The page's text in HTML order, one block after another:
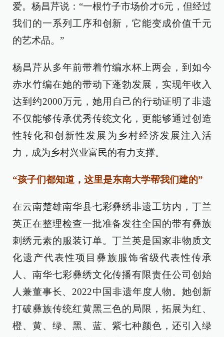
爱。杨昌芹说：“一根竹子市场价才6元，但经过
我们的一系列工序和创新，它能变成价值千元
的艺术品。”
杨昌芹从多年前带着竹编水杯上两会，到如今
赤水竹编在她的带动下蓬勃发展，实现年收入
达到约2000万元，她用自己的行动证明了非遗
不仅能够传承优秀传统文化，更能够通过创造
性转化和创新性发展为乡村经济发展注入活
力，成为乡村兴业富民的有力支撑。
“孩子们都知道，这里是东南大学帮我们建的”
在云南楚雄南华县七彩彝绣非遗工坊内，丁兰
英正在整理检查一批准备发往全国的带有彝族
刺绣元素的服装订单。丁兰英是国家非物质文
化遗产代表性项目彝族服饰省级代表性传承
人、南华七彩彝绣文化传播有限责任公司创始
人兼董事长、2022中国非遗年度人物。她创新
打破彝族传统红黄黑三色的局限，拓展为红、
橙、黄、绿、黑、蓝、紫七种颜色，还引入绿